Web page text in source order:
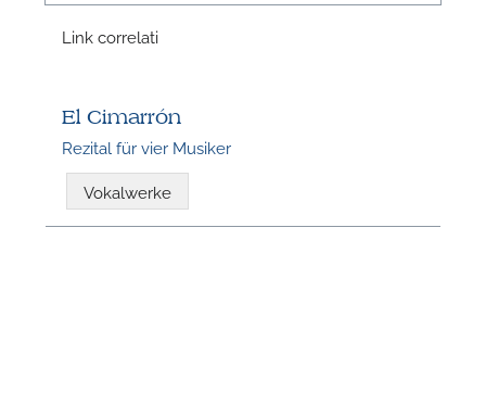
Link correlati
El Cimarrón
Rezital für vier Musiker
Vokalwerke